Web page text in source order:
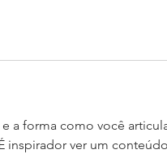
a forma como você
inspirador ver um